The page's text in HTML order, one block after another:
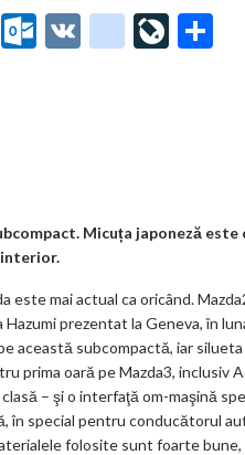
Pi O
m
V
g
o
k
m
ar
ks
Li
Micuța japoneză
este mai actual ca oricând.
prezentat la Geneva, în
această subcompactă, iar
prima oară pe Mazda3, inclusiv
– şi o interfaţă om-maşină
în special pentru conducătorul
folosite sunt foarte